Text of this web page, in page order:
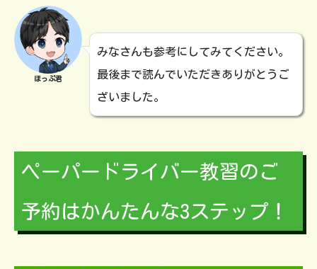
ほっぷ君
みなさんも参考にしてみてください。
最後まで読んでいただきありがとうご
ざいました。
ペーパードライバー教習のご
予約はかんたんな3ステップ！